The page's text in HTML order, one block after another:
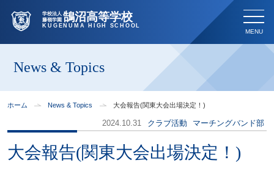
学校法人
藤嶺学園 鵠沼高等学校
KUGENUMA HIGH SCHOOL
News & Topics
ホーム News & Topics 大会報告(関東大会出場決定！)
2024.10.31 クラブ活動 マーチングバンド部
大会報告(関東大会出場決定！)